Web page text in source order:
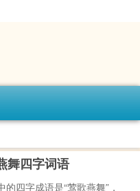
舞四字词语
的四字成语是“莺歌燕舞”，